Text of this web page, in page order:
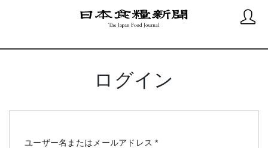
ログイン
ユーザー名またはメールアドレス*必